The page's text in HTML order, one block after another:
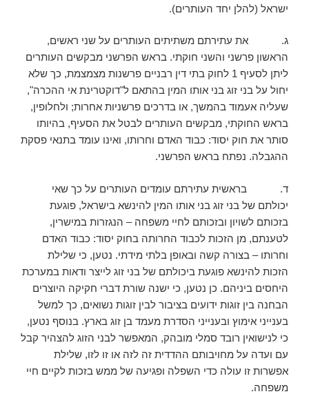
ישראל (להלן יחד העותרים).
ג. את עתירתם משתיתים העותרים על שני ראשים,
הראשון פרשני והשני חוקתי. בראש הפרשני מבקשים העותרים
ליתן לסעיף 1 לחוק בתי דין רבניים פרשנות מצמצמת, כך שלא
יחול על בני זוג בני אותו המין בהתאם ל"דוקטרינת אי ההכרה",
שעליה אעמוד בהמשך, או בדרכים פרשניות אחרות; ולחלופין,
בראש החוקתי, מבקשים העותרים לבטל את הסעיף, בהיותו
סותר את חוק יסוד: כבוד האדם וחרותו, ואינו עומד בתנאי פסקת
ההגבלה. נפתח בראש הפרשני.
ד. בראשית עתירתם עומדים העותרים על כך שאי
יכולתם של בני זוג בני אותו המין להינשא בישראל, פוגעת
בזכותם לשויון ובזכותם לחיי משפחה – הנגזרות במישרין,
לטענתם, מן הזכות לכבוד החרותה בחוק יסוד: כבוד האדם
וחרותו – בצורה קשה ובאופן בלתי מידתי. נטען, כי שלילת
הזכות להינשא פוגעת ביכולתם של בני זוג לייצר ודאות במערכת
היחסים ביניהם. כן נטען, כי ישנה שורת דברי חקיקה היוצרים
הבחנה בין זוגות ידועים בציבור לבין זוגות נשואים, כך למשל
בענייני אימוץ ובענייני הסדרת מעמד בן זוג בארץ. בנוסף נטען,
כי לנישואין רובד סמלי מובהק, המאפשר לבני הזוג להצהיר קבל
עם ועדה על מחויבותם ההדדית זה לזה או זו לזו, שלילת
אפשרות זו עולה כדי השפלה ופגיעה של ממש בזכות לקיים חיי
משפחה.